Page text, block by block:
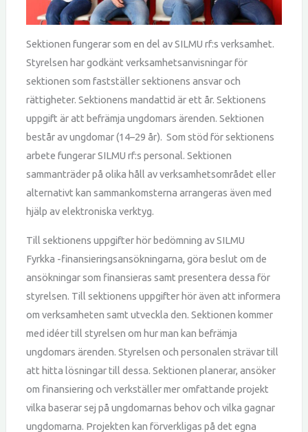
Sektionen fungerar som en del av SILMU rf:s verksamhet.
Styrelsen har godkänt verksamhetsanvisningar för
sektionen som fastställer sektionens ansvar och
rättigheter. Sektionens mandattid är ett år. Sektionens
uppgift är att befrämja ungdomars ärenden. Sektionen
består av ungdomar (14–29 år). Som stöd för sektionens
arbete fungerar SILMU rf:s personal. Sektionen
sammanträder på olika håll av verksamhetsområdet eller
alternativt kan sammankomsterna arrangeras även med
hjälp av elektroniska verktyg.
Till sektionens uppgifter hör bedömning av SILMU
Fyrkka -finansieringsansökningarna, göra beslut om de
ansökningar som finansieras samt presentera dessa för
styrelsen. Till sektionens uppgifter hör även att informera
om verksamheten samt utveckla den. Sektionen kommer
med idéer till styrelsen om hur man kan befrämja
ungdomars ärenden. Styrelsen och personalen strävar till
att hitta lösningar till dessa. Sektionen planerar, ansöker
om finansiering och verkställer mer omfattande projekt
vilka baserar sej på ungdomarnas behov och vilka gagnar
ungdomarna. Projekten kan förverkligas på det egna